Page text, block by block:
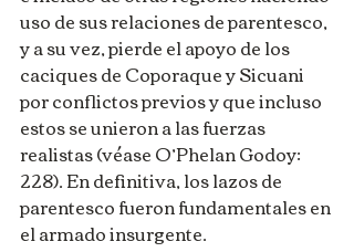
uso de sus relaciones de parentesco,
y a su vez, pierde el apoyo de los
caciques de Coporaque y Sicuani
por conflictos previos y que incluso
estos se unieron a las fuerzas
realistas (véase O’Phelan Godoy:
228). En definitiva, los lazos de
parentesco fueron fundamentales en
el armado insurgente.